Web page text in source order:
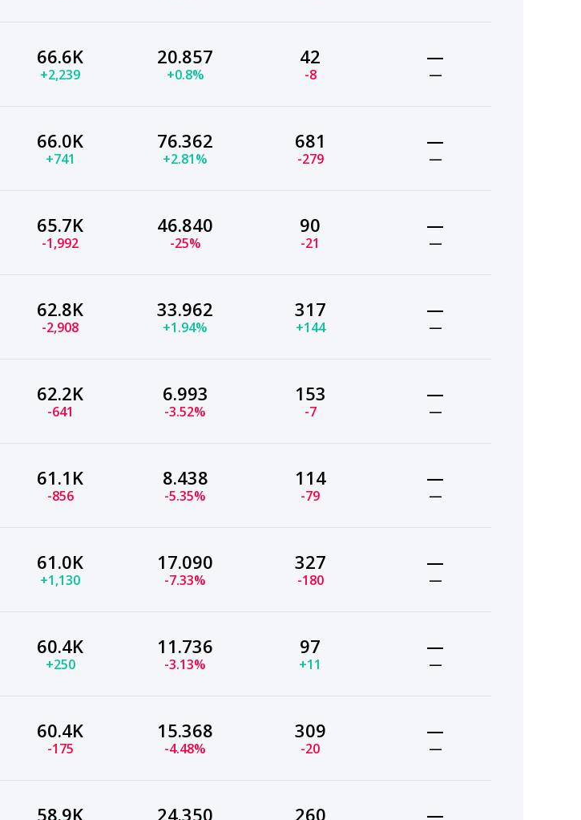
66.6K
+2,239
20.857
+0.8%
42
-8
—
—
66.0K
+741
76.362
+2.81%
681
-279
—
—
65.7K
-1,992
46.840
-25%
90
-21
—
—
62.8K
-2,908
33.962
+1.94%
317
+144
—
—
62.2K
-641
6.993
-3.52%
153
-7
—
—
61.1K
-856
8.438
-5.35%
114
-79
—
—
61.0K
+1,130
17.090
-7.33%
327
-180
—
—
60.4K
+250
11.736
-3.13%
97
+11
—
—
60.4K
-175
15.368
-4.48%
309
-20
—
—
58.9K 24.350 260 —